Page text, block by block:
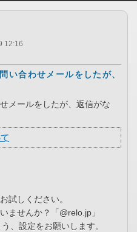
12:16
い合わせメールをしたが、
メールをしたが、返信がな
試しください。
ませんか？「@relo.jp」
、設定をお願いします。